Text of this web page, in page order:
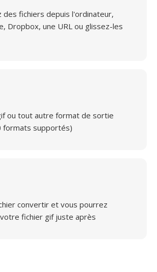
des fichiers depuis l'ordinateur,
Dropbox, une URL ou glissez-les
ou tout autre format de sortie
formats supportés)
convertir et vous pourrez
fichier gif juste après